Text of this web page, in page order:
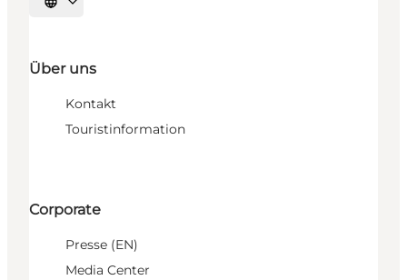
Sprache auswählen
Über uns
Kontakt
Touristinformation
Corporate
Presse (EN)
Media Center